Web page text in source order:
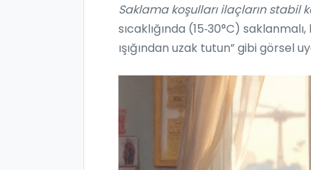
Saklama koşulları ilaçların stabil
sıcaklığında (15‑30°C)
ışığından uzak tutun” gibi görsel